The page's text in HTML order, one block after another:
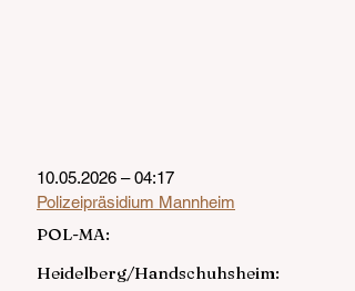
10.05.2026 – 04:17
Polizeipräsidium Mannheim
POL-MA:
Heidelberg/Handschuhsheim: